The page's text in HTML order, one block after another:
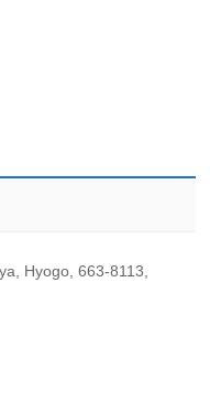
Hyogo, 663-8113,